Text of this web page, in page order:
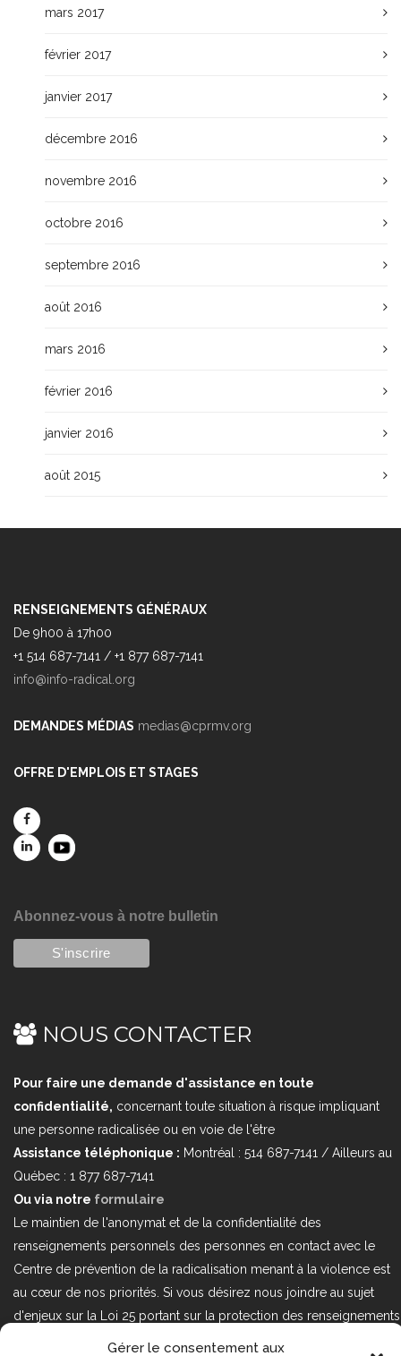
Gérer le consentement aux
mars 2017
février 2017
janvier 2017
décembre 2016
novembre 2016
octobre 2016
septembre 2016
août 2016
mars 2016
février 2016
janvier 2016
août 2015
RENSEIGNEMENTS GÉNÉRAUX
De 9h00 à 17h00
+1 514 687-7141 / +1 877 687-7141
info@info-radical.org
DEMANDES MÉDIAS medias@cprmv.org
OFFRE D'EMPLOIS ET STAGES
Abonnez-vous à notre bulletin
NOUS CONTACTER
Pour faire une demande d'assistance en toute
confidentialité, concernant toute situation à risque impliquant
une personne radicalisée ou en voie de l'être
Assistance téléphonique : Montréal : 514 687-7141 / Ailleurs au
Québec : 1 877 687-7141
Ou via notre formulaire
Le maintien de l'anonymat et de la confidentialité des
renseignements personnels des personnes en contact avec le
Centre de prévention de la radicalisation menant à la violence est
au cœur de nos priorités. Si vous désirez nous joindre au sujet
d'enjeux sur la Loi 25 portant sur la protection des renseignements
personnels dans le secteur privé, veuillez communiquer avec